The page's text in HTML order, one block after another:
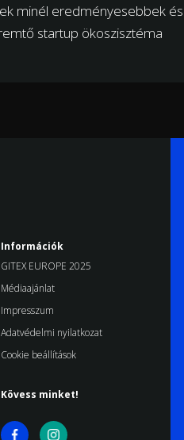
minél eredményesebbek és
startup ökoszisztéma
Információk
GITEX EUROPE 2025
Médiaajánlat
Impresszum
Adatvédelmi nyilatkozat
Cookie beállítások
Kövess minket!